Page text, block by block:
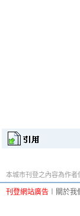
本城市刊登之內容為作者
刊登網站廣告 關於我